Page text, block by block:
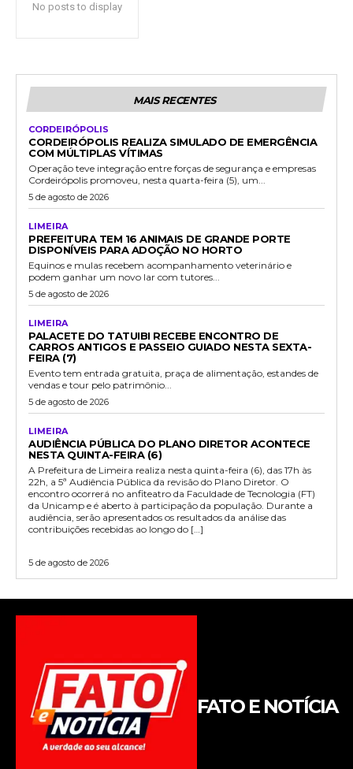
No posts to display
MAIS RECENTES
CORDEIRÓPOLIS
CORDEIRÓPOLIS REALIZA SIMULADO DE EMERGÊNCIA
COM MÚLTIPLAS VÍTIMAS
Operação teve integração entre forças de segurança e empresas
Cordeirópolis promoveu, nesta quarta-feira (5), um...
5 de agosto de 2026
LIMEIRA
PREFEITURA TEM 16 ANIMAIS DE GRANDE PORTE
DISPONÍVEIS PARA ADOÇÃO NO HORTO
Equinos e mulas recebem acompanhamento veterinário e
podem ganhar um novo lar com tutores...
5 de agosto de 2026
LIMEIRA
PALACETE DO TATUIBI RECEBE ENCONTRO DE
CARROS ANTIGOS E PASSEIO GUIADO NESTA SEXTA-
FEIRA (7)
Evento tem entrada gratuita, praça de alimentação, estandes de
vendas e tour pelo patrimônio...
5 de agosto de 2026
LIMEIRA
AUDIÊNCIA PÚBLICA DO PLANO DIRETOR ACONTECE
NESTA QUINTA-FEIRA (6)
A Prefeitura de Limeira realiza nesta quinta-feira (6), das 17h às
22h, a 5ª Audiência Pública da revisão do Plano Diretor. O
encontro ocorrerá no anfiteatro da Faculdade de Tecnologia (FT)
da Unicamp e é aberto à participação da população. Durante a
audiência, serão apresentados os resultados da análise das
contribuições recebidas ao longo do […]
5 de agosto de 2026
FATO E NOTÍCIA